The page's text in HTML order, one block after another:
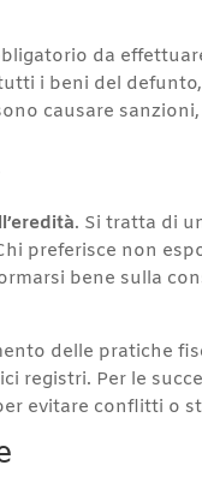
da
i beni del
causare
. Si tratta di
preferisce non
bene sulla
delle pratiche
registri. Per le
evitare conflitti o